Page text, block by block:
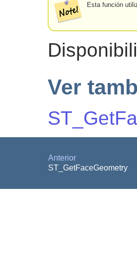
Esta función
Ver
Anterior
ST_GetFaceGeometry